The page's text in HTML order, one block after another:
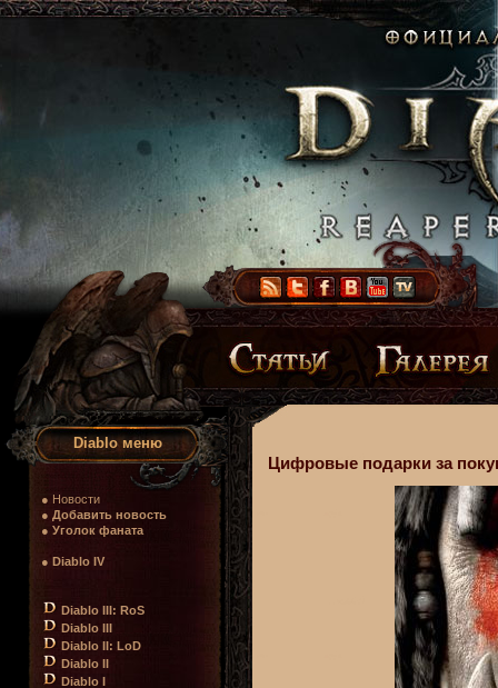
Diablo меню
● Новости
● Добавить новость
● Уголок фаната
● Diablo IV
Diablo III: RoS
Diablo III
Diablo II: LoD
Diablo II
Diablo I
Цифровые подарки за